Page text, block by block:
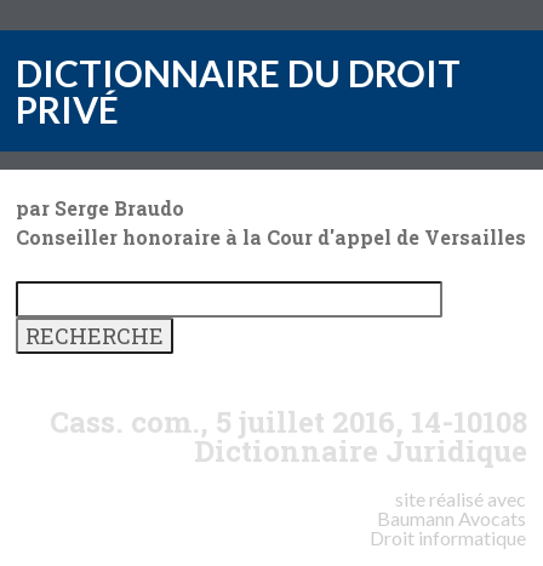
DICTIONNAIRE DU DROIT
PRIVÉ
par Serge Braudo
Conseiller honoraire à la Cour d'appel de Versailles
Cass. com., 5 juillet 2016, 14-10108
Dictionnaire Juridique
site réalisé avec
Baumann Avocats
Droit informatique